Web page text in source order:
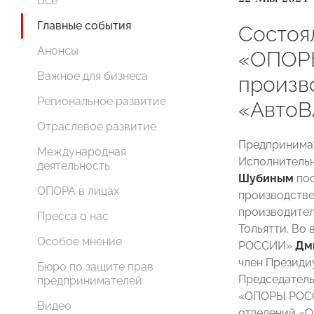
Главные события
Анонсы
Важное для бизнеса
Региональное развитие
Отраслевое развитие
Международная
деятельность
ОПОРА в лицах
Пресса о нас
Особое мнение
Бюро по защите прав
предпринимателей
Видео
Шубиным
Тольятти.
РОССИИ»
член
«ОПОРЫ